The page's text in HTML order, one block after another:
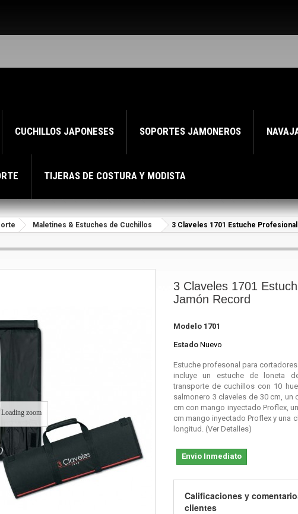
CUCHILLOS JAPONESES SOPORTES JAMONEROS
TIJERAS DE COSTURA Y MODISTA
Maletines & Estuches de Cuchillos 3 Claveles 1701 Estuche
Loading zoom
3 Claveles 1701
Jamón Record
Modelo 1701
Estado Nuevo
Estuche profesonal para
incluye un estuche de loneta
transporte de cuchillos con 10
salmonero 3 claveles de 30 cm, un
cm con mango inyectado Proflex,
cm mango inyectado Proflex y una
longitud. (Ver Detalles)
Envio Inmediato
Calificaciones y
clientes